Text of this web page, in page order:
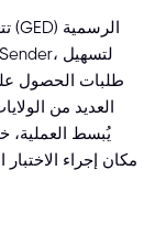
طلبات الحصول
العديد من
يُبسط العملية،
مكان إجراء